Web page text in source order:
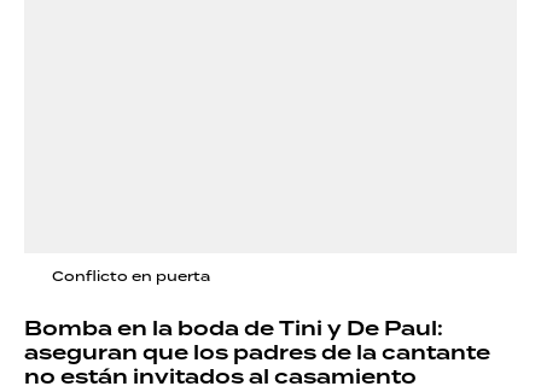
Conflicto en puerta
Bomba en la boda de Tini y De Paul:
aseguran que los padres de la cantante
no están invitados al casamiento